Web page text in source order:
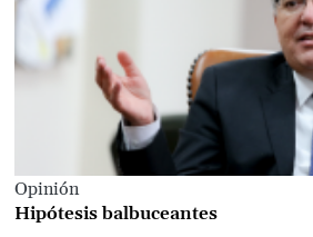
Opinión
Hipótesis balbuceantes